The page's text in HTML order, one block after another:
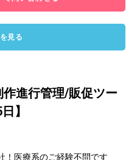
見る
作進行管理/販促ツー
】
医療系のご経験不問です